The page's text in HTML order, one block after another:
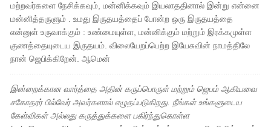
மற்றவர்களை நேசிக்கவும், மன்னிக்கவும் இயலாததினால் இன்று என்னை
மன்னித்தருளும் . உமது இருதயத்தைப் போன்ற ஒரு இருதயத்தை
என்னுள் உருவாக்கும் : உண்மையுள்ள, மன்னிக்கும் மற்றும் இரக்கமுள்ள
குணத்தையுடைய இருதயம். விலையேறப்பெற்ற இயேசுவின் நாமத்திலே
நான் ஜெபிக்கிறேன். ஆமென்
இன்றைக்கான வார்த்தை அதின் கருப்பொருள் மற்றும் ஜெபம் ஆகியவை
சகோதரர் பில்வேர் அவர்களால் எழுதப்படுகிறது. நீங்கள் உங்களுடைய
கேள்விகள் அல்லது கருத்துக்களை பகிர்ந்துகொள்ள